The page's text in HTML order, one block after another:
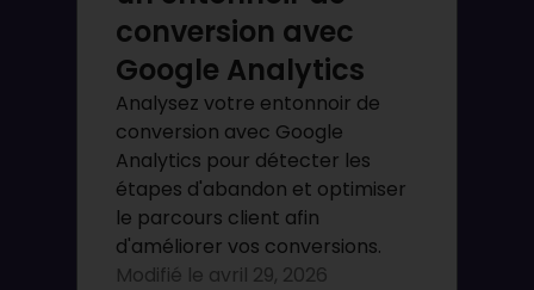
conversion avec
Google Analytics
Analysez votre entonnoir de
conversion avec Google
Analytics pour détecter les
étapes d'abandon et optimiser
le parcours client afin
d'améliorer vos conversions.
Modifié le avril 29, 2026